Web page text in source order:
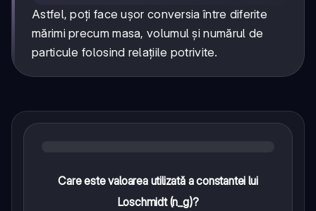
Astfel, poți face ușor conversia între diferite
mărimi precum masa, volumul și numărul de
particule folosind relațiile potrivite.
Care este valoarea utilizată a constantei lui
Loschmidt (n_g)?